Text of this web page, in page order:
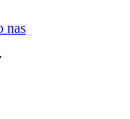
nas